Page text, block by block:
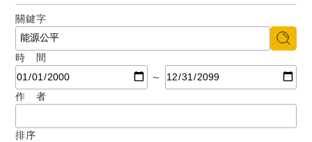
關鍵字
時 間
～
作 者
排序